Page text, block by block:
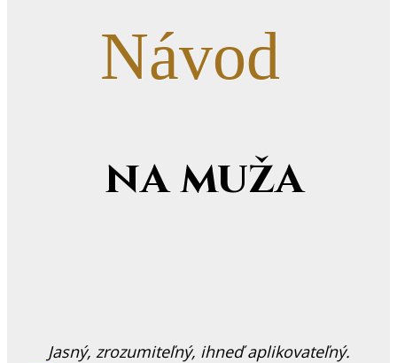
Návod
na muža
Jasný, zrozumiteľný, ihneď aplikovateľný.